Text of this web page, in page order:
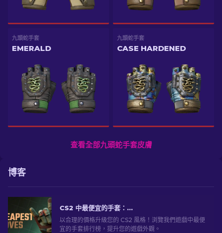
九頭蛇手套
EMERALD
九頭蛇手套
CASE HARDENED
查看全部九頭蛇手套皮膚
博客
CS2 中最便宜的手套：終極系列 [2026]
以合理的價格升級您的 CS2 風格！浏覽我們遊戲中最便
宜的手套排行榜，提升您的遊戲外觀。